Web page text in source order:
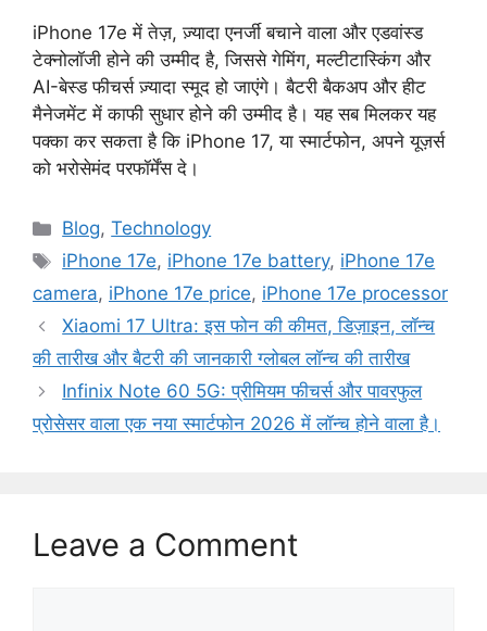
iPhone 17e में तेज़, ज़्यादा एनर्जी बचाने वाला और एडवांस्ड
टेक्नोलॉजी होने की उम्मीद है, जिससे गेमिंग, मल्टीटास्किंग और
AI-बेस्ड फीचर्स ज़्यादा स्मूद हो जाएंगे। बैटरी बैकअप और हीट
मैनेजमेंट में काफी सुधार होने की उम्मीद है। यह सब मिलकर यह
पक्का कर सकता है कि iPhone 17, या स्मार्टफोन, अपने यूज़र्स
को भरोसेमंद परफॉर्मेंस दे।
Categories
Blog,Technology
Tags
iPhone 17e, iPhone 17e battery, iPhone 17e
camera, iPhone 17e price, iPhone 17e processor
Xiaomi 17 Ultra: इस फोन की कीमत, डिज़ाइन, लॉन्च
की तारीख और बैटरी की जानकारी ग्लोबल लॉन्च की तारीख
Infinix Note 60 5G: प्रीमियम फीचर्स और पावरफुल
प्रोसेसर वाला एक नया स्मार्टफोन 2026 में लॉन्च होने वाला है।
Leave a Comment